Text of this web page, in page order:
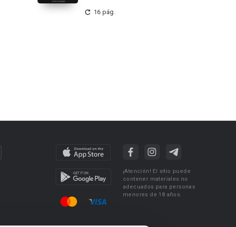
16 pág.
¡Atención! El sitio puede
contener materiales no
adecuados para personas
menores de 18 años.